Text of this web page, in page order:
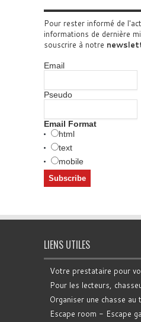
Pour rester informé de
informations de dernière
souscrire à notre
Email
Pseudo
Email Format
html
text
mobile
LIENS UTILES
Votre prestataire pour
Pour les lecteurs,
Organiser une chasse au
Escape room - Escape